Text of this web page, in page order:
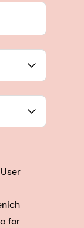
California, US
for